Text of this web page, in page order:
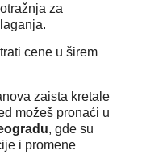
za
cene u širem
zaista kretale
možeš pronaći u
, gde su
i promene